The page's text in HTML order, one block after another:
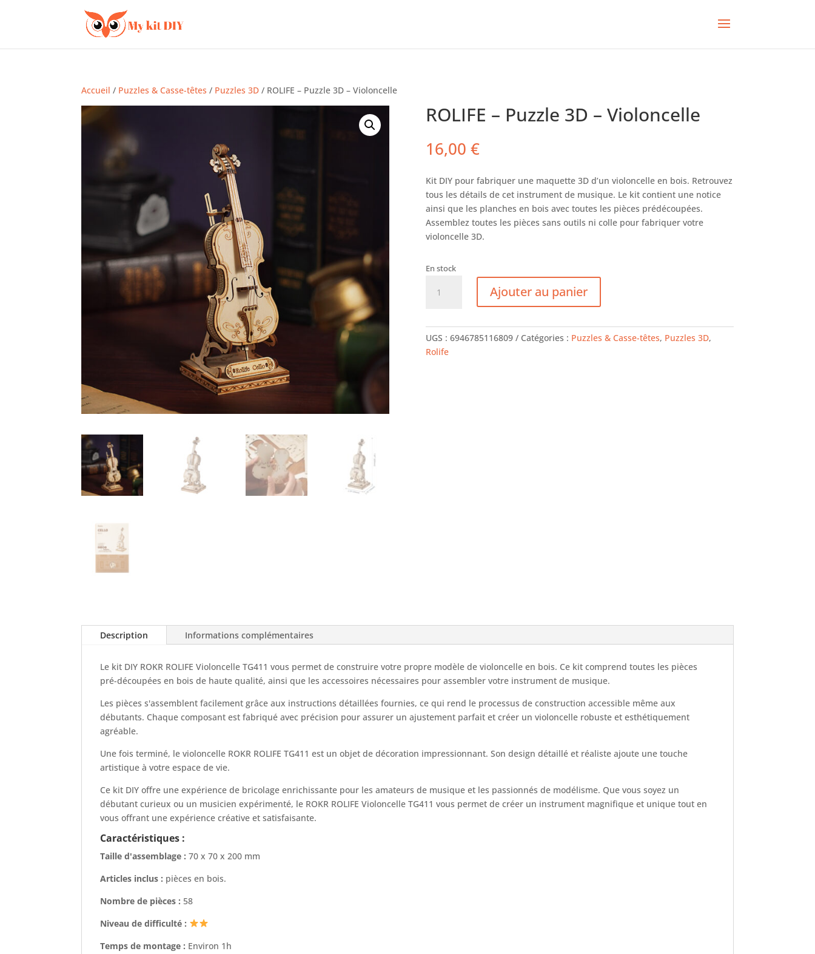
Accueil / Puzzles & Casse-têtes / Puzzles 3D / ROLIFE – Puzzle 3D – Violoncelle
ROLIFE – Puzzle 3D – Violoncelle
16,00 €
Kit DIY pour fabriquer une maquette 3D d’un violoncelle en bois. Retrouvez
tous les détails de cet instrument de musique. Le kit contient une notice
ainsi que les planches en bois avec toutes les pièces prédécoupées.
Assemblez toutes les pièces sans outils ni colle pour fabriquer votre
violoncelle 3D.
En stock
Puzzle
3D
Ajouter au panier
UGS : 6946785116809 Catégories : Puzzles & Casse-têtes, Puzzles 3D,
Rolife
Description Informations complémentaires
Le kit DIY ROKR ROLIFE Violoncelle TG411 vous permet de construire votre propre modèle de violoncelle en bois. Ce kit comprend toutes les pièces
pré-découpées en bois de haute qualité, ainsi que les accessoires nécessaires pour assembler votre instrument de musique.
Les pièces s'assemblent facilement grâce aux instructions détaillées fournies, ce qui rend le processus de construction accessible même aux
débutants. Chaque composant est fabriqué avec précision pour assurer un ajustement parfait et créer un violoncelle robuste et esthétiquement
agréable.
Une fois terminé, le violoncelle ROKR ROLIFE TG411 est un objet de décoration impressionnant. Son design détaillé et réaliste ajoute une touche
artistique à votre espace de vie.
Ce kit DIY offre une expérience de bricolage enrichissante pour les amateurs de musique et les passionnés de modélisme. Que vous soyez un
débutant curieux ou un musicien expérimenté, le ROKR ROLIFE Violoncelle TG411 vous permet de créer un instrument magnifique et unique tout en
vous offrant une expérience créative et satisfaisante.
Caractéristiques :
Taille d'assemblage : 70 x 70 x 200 mm
Articles inclus : pièces en bois.
Nombre de pièces : 58
Niveau de difficulté :
Temps de montage : Environ 1h